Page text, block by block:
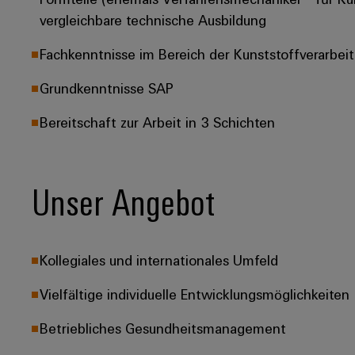
vergleichbare technische Ausbildung
Fachkenntnisse im Bereich der
Grundkenntnisse SAP
Bereitschaft zur Arbeit in 3 Schichten
Unser Angebot
Kollegiales und internationales Umfeld
Vielfältige individuelle Entwicklungsmöglichkeiten
Betriebliches Gesundheitsmanagement